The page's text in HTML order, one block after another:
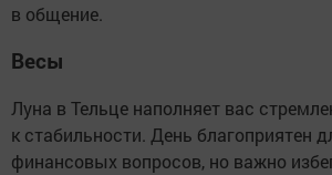
в общение.
Весы
Луна в Тельце наполняет вас
к стабильности. День благоприятен
финансовых вопросов, но важно